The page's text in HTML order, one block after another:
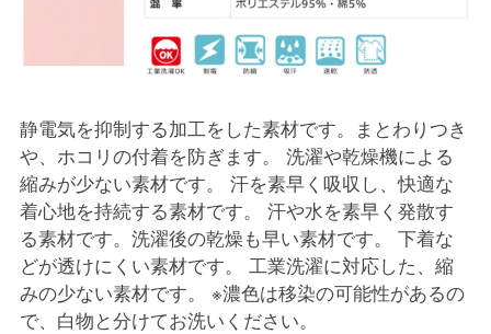
静電気を抑制する加工をした素材です。まとわりつき
や、ホコリの付着を防ぎます。 洗濯や乾燥機による
縮みが少ない素材です。 汗を素早く吸収し、快適な
着心地を持続する素材です。 汗や水を素早く発散す
る素材です。洗濯後の乾燥も早い素材です。 下着な
どが透けにくい素材です。 工業洗濯に対応した、縮
みの少ない素材です。 ※濃色は移染の可能性があるの
で、白物と分けてお洗いください。